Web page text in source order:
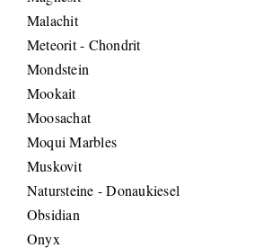
Malachit
Meteorit - Chondrit
Mondstein
Mookait
Moosachat
Moqui Marbles
Muskovit
Natursteine - Donaukiesel
Obsidian
Onyx